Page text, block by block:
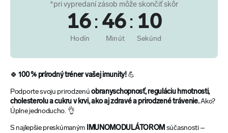
*pri vypredaní zásob môže skončiť skôr
16 : 46 : 10
Hodín Minút Sekúnd
🍀100 % prírodný tréner vašej imunity!💪
Podporte svoju prirodzenúobranyschopnosť, reguláciu hmotnosti,
cholesterolu a cukru v krvi, ako aj zdravé a prirodzené trávenie.Ako?
Úplne jednoducho. 👌
S najlepšie preskúmaným IMUNOMODULÁTOROM súčasnosti –